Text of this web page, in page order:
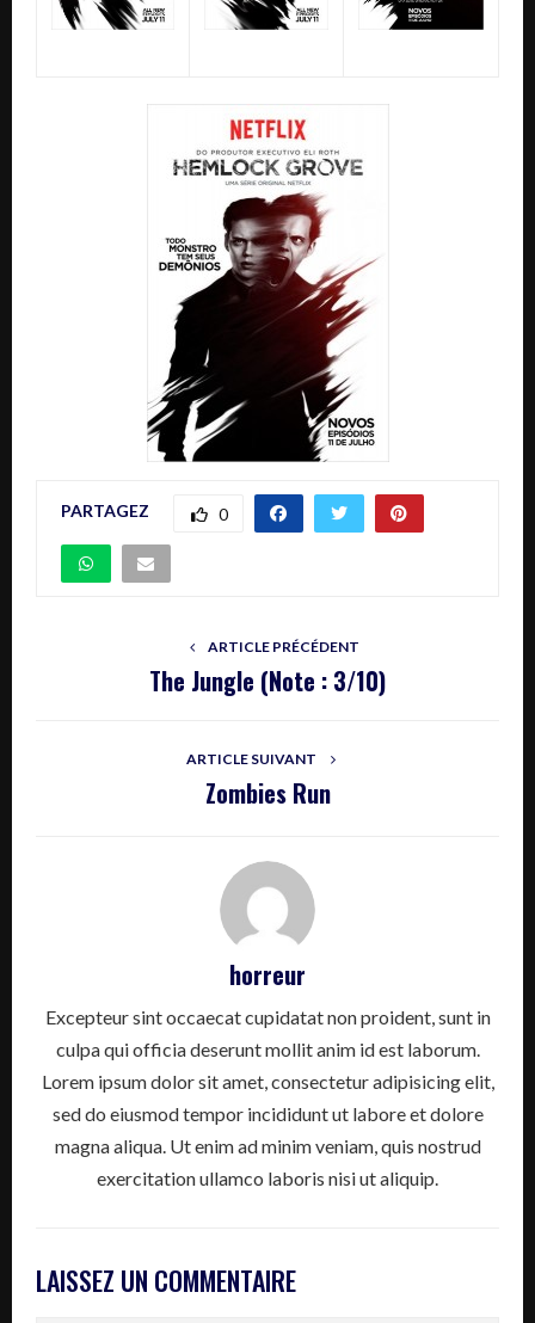
PARTAGEZ 0
ARTICLE PRÉCÉDENT
The Jungle (Note : 3/10)
ARTICLE SUIVANT
Zombies Run
horreur
Excepteur sint occaecat cupidatat non proident, sunt in
culpa qui officia deserunt mollit anim id est laborum.
Lorem ipsum dolor sit amet, consectetur adipisicing elit,
sed do eiusmod tempor incididunt ut labore et dolore
magna aliqua. Ut enim ad minim veniam, quis nostrud
exercitation ullamco laboris nisi ut aliquip.
LAISSEZ UN COMMENTAIRE